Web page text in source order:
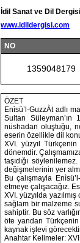
İdil Sanat ve Dil Dergisi
www.idildergisi.com
NO
1359048179
ÖZET
Enìsü’l-GuzzÀt adlı
Sultan Süleyman’ın
nüshadan oluştuğu,
eserin özellikle dil
XVI. yüzyıl
dönemdir.
taşıdığı
değişmelerinin yer
Bu çalışmayla
etmeye çalışacağız.
XVI. yüzyılda
sağlam bir malzeme
sahiptir. Bu söz
öte yandan
kaynak işlevi
Anahtar Kelimeler: